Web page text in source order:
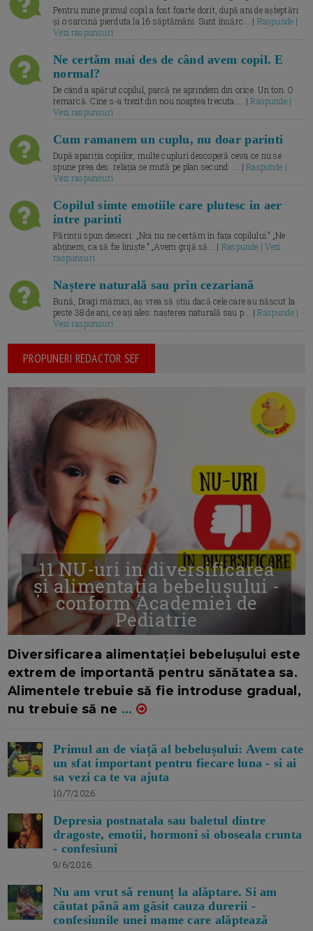
Pentru mine primul copil a fost foarte dorit, după ani de așteptări
și o sarcină pierduta la 16 săptămâni. Sunt însărc... | Raspunde |
Vezi raspunsuri
Ne certăm mai des de când avem copil. E
normal?
De când a apărut copilul, parcă ne aprindem din orice. Un ton. O
remarcă. Cine s-a trezit din nou noaptea trecuta.... |Raspunde |
Vezi raspunsuri
Cum ramanem un cuplu, nu doar parinti
După apariția copiilor, multe cupluri descoperă ceva ce nu se
spune prea des: relația se mută pe plan secund. ... |Raspunde |
Vezi raspunsuri
Copilul simte emotiile care plutesc in aer
intre parinti
Părinții spun deseori: „Noi nu ne certăm în fața copilului.” „Ne
abținem, ca să fie liniște.” „Avem grijă să... | Raspunde | Vezi
raspunsuri
Naștere naturală sau prin cezariană
Bună, Dragi mămici, aș vrea să știu dacă cele care au născut la
peste 38 de ani, ce ați ales: nașterea naturală sau p... |Raspunde |
Vezi raspunsuri
PROPUNERI REDACTOR SEF
11 NU-uri in diversificarea
și alimentația bebelușului -
conform Academiei de
Pediatrie
Diversificarea alimentației bebelușului este
extrem de importantă pentru sănătatea sa.
Alimentele trebuie să fie introduse gradual,
nu trebuie să ne ...
Primul an de viață al bebelușului: Avem cate
un sfat important pentru fiecare luna - si ai
sa vezi ca te va ajuta
10/7/2026
Depresia postnatala sau baletul dintre
dragoste, emotii, hormoni si oboseala crunta
- confesiuni
9/6/2026
Nu am vrut să renunț la alăptare. Si am
căutat până am găsit cauza durerii -
confesiunile unei mame care alăptează